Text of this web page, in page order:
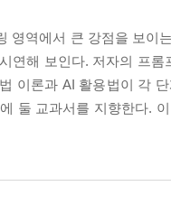
영역에서 큰 강점을 보이
연해 보인다. 저자의 프
이론과 AI 활용법이 각
둘 교과서를 지향한다.